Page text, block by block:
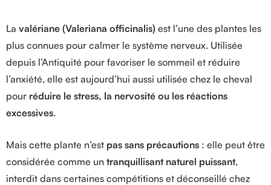
La valériane (Valeriana officinalis) est l’une des plantes les
plus connues pour calmer le système nerveux. Utilisée
depuis l’Antiquité pour favoriser le sommeil et réduire
l’anxiété, elle est aujourd’hui aussi utilisée chez le cheval
pour réduire le stress, la nervosité ou les réactions
excessives.
Mais cette plante n’est pas sans précautions : elle peut être
considérée comme un tranquillisant naturel puissant,
interdit dans certaines compétitions et déconseillé chez